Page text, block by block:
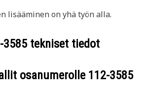
lisääminen on yhä työn alla.
3585 tekniset tiedot
osanumerolle 112-3585